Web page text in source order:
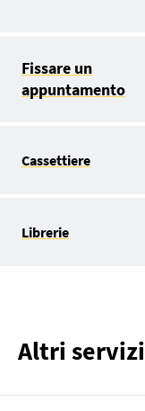
Fissare un
appuntamento
Cassettiere
Librerie
Altri servizi